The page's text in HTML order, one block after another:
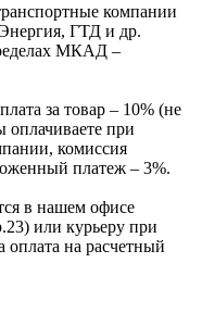
компании
ГТД и др.
МКАД –
за товар – 10% (не
оплачиваете при
комиссия
платеж – 3%.
в нашем офисе
или курьеру при
на расчетный